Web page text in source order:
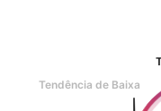
Tendência de Baixa